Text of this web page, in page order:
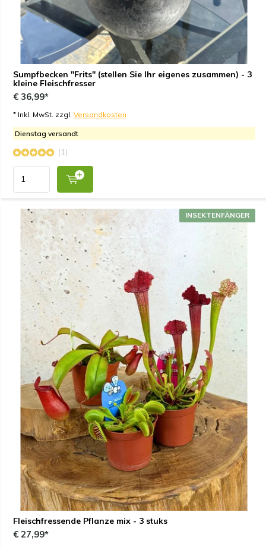
Sumpfbecken "Frits" (stellen Sie Ihr eigenes zusammen) - 3
kleine Fleischfresser
€ 36,99*
* Inkl. MwSt. zzgl. Versandkosten
Dienstag versandt
(1)
Fleischfressende Pflanze mix - 3 stuks
INSEKTENFÄNGER
€ 27,99*